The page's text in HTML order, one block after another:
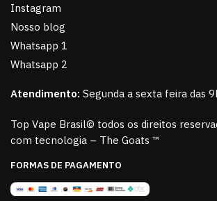
Instagram
Nosso blog
Whatsapp 1
Whatsapp 2
Atendimento: Segunda a sexta feira das
Top Vape Brasil© todos os direitos
com tecnologia – The Goats ™
FORMAS DE PAGAMENTO